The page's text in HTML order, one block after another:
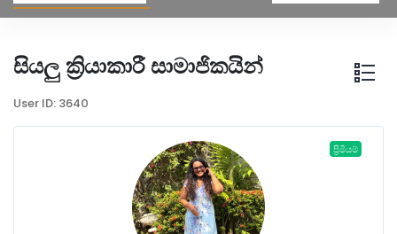
සියලු ක්‍රියාකාරී සාමාජිකයින්
User ID: 3640
ප්‍රිමියම්